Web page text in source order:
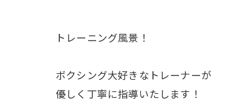
トレーニング風景！
ボクシング大好きなトレーナーが
優しく丁寧に指導いたします！